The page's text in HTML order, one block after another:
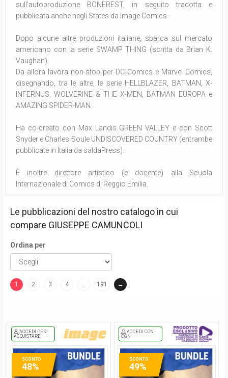
sull'autoproduzione BONEREST, in seguito tradotta e
pubblicata anche negli States da Image Comics.
Dopo alcune altre produzioni italiane, sbarca sul mercato
americano con la serie SWAMP THING (scritta da Brian K.
Vaughan).
Da allora lavora non-stop per DC Comics e Marvel Comics,
disegnando, tra le altre, le serie HELLBLAZER, BATMAN, X-
INFERNUS, WOLVERINE & THE X-MEN, BATMAN EUROPA e
AMAZING SPIDER-MAN.
Ha co-creato con Max Landis GREEN VALLEY e con Scott
Snyder e Charles Soule UNDISCOVERED COUNTRY (entrambe
pubblicate in Italia da saldaPress).
È inoltre direttore artistico (e docente) alla Scuola
Internazionale di Comics di Reggio Emilia.
Le pubblicazioni del nostro catalogo in cui
compare GIUSEPPE CAMUNCOLI
Ordina per
1
2 3 4 … 191 →
ACCEDI PER
ACQUISTARE
SCONTO
48%
ACCEDI CON
CGN
SCONTO
49%